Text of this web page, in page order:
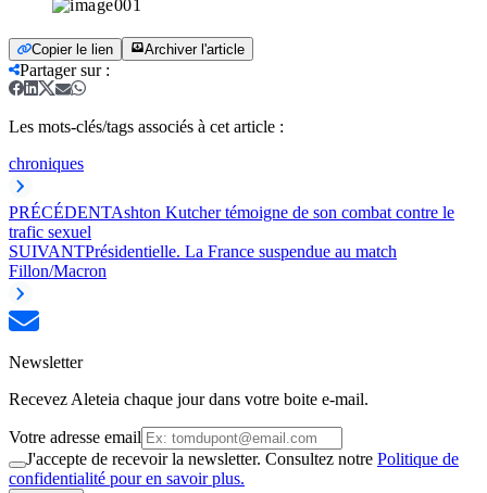
Copier le lien Archiver l'article
Partager sur:
Les mots-clés/tags associés à cet article :
chroniques
PRÉCÉDENTAshton Kutcher témoigne de son combat contre le
trafic sexuel
SUIVANTPrésidentielle. La France suspendue au match
Fillon/Macron
Newsletter
Recevez Aleteia chaque jour dans votre boite e-mail.
Votre adresse email
J'accepte de recevoir la newsletter. Consultez notre Politique de
confidentialité pour en savoir plus.